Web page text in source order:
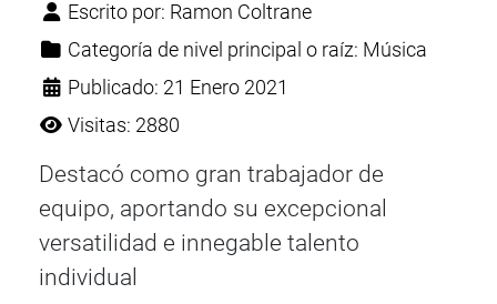
Escrito por: Ramon Coltrane
Categoría de nivel principal o raíz: Música
Publicado: 21 Enero 2021
Visitas: 2880
Destacó como gran trabajador de
equipo, aportando su excepcional
versatilidad e innegable talento
individual